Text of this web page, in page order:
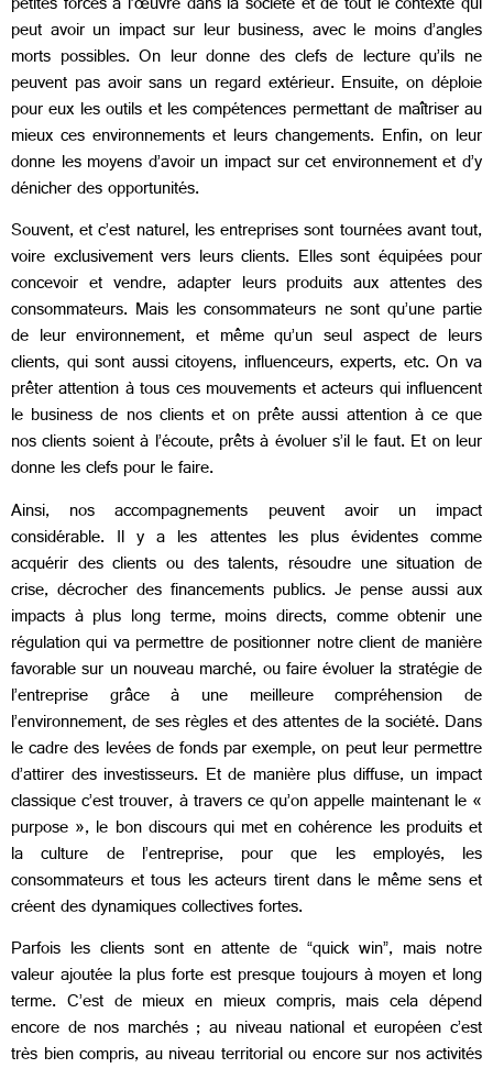
peut avoir un impact sur leur business, avec le moins d’angles
morts possibles. On leur donne des clefs de lecture qu’ils ne
peuvent pas avoir sans un regard extérieur. Ensuite, on déploie
pour eux les outils et les compétences permettant de maîtriser au
mieux ces environnements et leurs changements. Enfin, on leur
donne les moyens d’avoir un impact sur cet environnement et d’y
dénicher des opportunités.
Souvent, et c’est naturel, les entreprises sont tournées avant tout,
voire exclusivement vers leurs clients. Elles sont équipées pour
concevoir et vendre, adapter leurs produits aux attentes des
consommateurs. Mais les consommateurs ne sont qu’une partie
de leur environnement, et même qu’un seul aspect de leurs
clients, qui sont aussi citoyens, influenceurs, experts, etc. On va
prêter attention à tous ces mouvements et acteurs qui influencent
le business de nos clients et on prête aussi attention à ce que
nos clients soient à l’écoute, prêts à évoluer s’il le faut. Et on leur
donne les clefs pour le faire.
Ainsi, nos accompagnements peuvent avoir un impact
considérable. Il y a les attentes les plus évidentes comme
acquérir des clients ou des talents, résoudre une situation de
crise, décrocher des financements publics. Je pense aussi aux
impacts à plus long terme, moins directs, comme obtenir une
régulation qui va permettre de positionner notre client de manière
favorable sur un nouveau marché, ou faire évoluer la stratégie de
l’entreprise grâce à une meilleure compréhension de
l’environnement, de ses règles et des attentes de la société. Dans
le cadre des levées de fonds par exemple, on peut leur permettre
d’attirer des investisseurs. Et de manière plus diffuse, un impact
classique c’est trouver, à travers ce qu’on appelle maintenant le «
purpose », le bon discours qui met en cohérence les produits et
la culture de l’entreprise, pour que les employés, les
consommateurs et tous les acteurs tirent dans le même sens et
créent des dynamiques collectives fortes.
Parfois les clients sont en attente de “quick win”, mais notre
valeur ajoutée la plus forte est presque toujours à moyen et long
terme. C’est de mieux en mieux compris, mais cela dépend
encore de nos marchés ; au niveau national et européen c’est
très bien compris, au niveau territorial ou encore sur nos activités